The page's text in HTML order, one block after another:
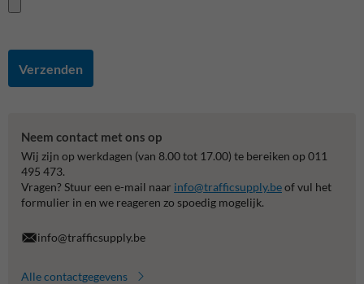
Verzenden
Neem contact met ons op
Wij zijn op werkdagen (van 8.00 tot 17.00) te bereiken op 011
495 473.
Vragen? Stuur een e-mail naar info@trafficsupply.beof vul het
formulier in en we reageren zo spoedig mogelijk.
info@trafficsupply.be
Alle contactgegevens